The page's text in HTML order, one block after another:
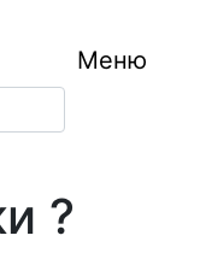
Меню
?